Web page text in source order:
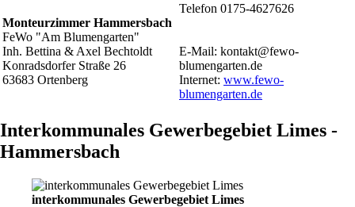
Monteurzimmer Hammersbach
FeWo "Am Blumengarten"
Inh. Bettina & Axel Bechtoldt
Konradsdorfer Straße 26
63683 Ortenberg
Telefon 0175-4627626
E-Mail: kontakt@fewo-
blumengarten.de
Internet: www.fewo-
blumengarten.de
Interkommunales Gewerbegebiet Limes -
Hammersbach
interkommunales Gewerbegebiet Limes